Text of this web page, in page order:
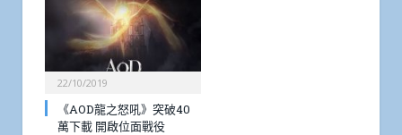
22/10/2019
《AOD龍之怒吼》突破40
萬下載 開啟位面戰役